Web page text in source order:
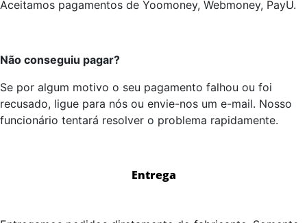
Aceitamos pagamentos de Yoomoney, Webmoney, PayU.
Não conseguiu pagar?
Se por algum motivo o seu pagamento falhou ou foi
recusado, ligue para nós ou envie-nos um e-mail. Nosso
funcionário tentará resolver o problema rapidamente.
Entrega